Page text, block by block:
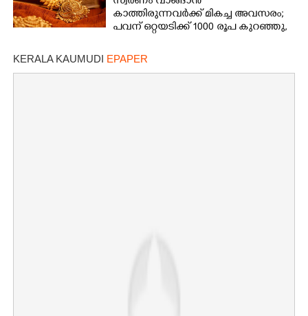
കാത്തിരുന്നവർക്ക് മികച്ച അവസരം;
പവന് ഒറ്റയടിക്ക് 1000 രൂപ കുറഞ്ഞു,
KERALA KAUMUDI EPAPER